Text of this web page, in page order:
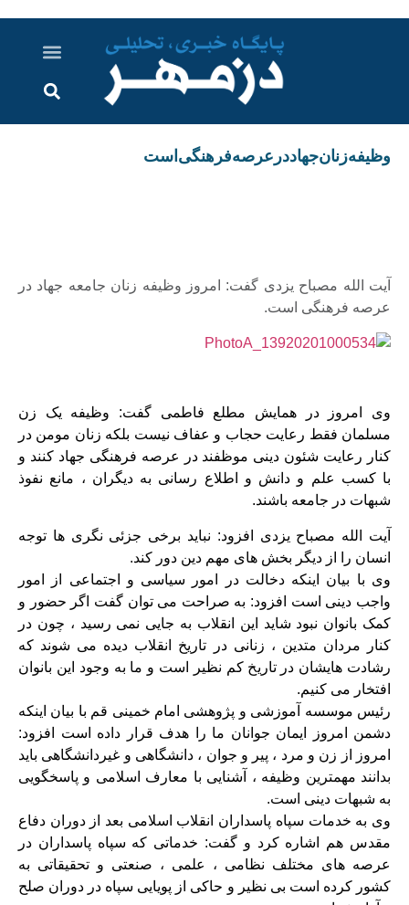
وظیفه‌زنان‌جهاددرعرصه‌فرهنگی‌است
آیت الله مصباح یزدی گفت: امروز وظیفه زنان جامعه جهاد در
عرصه فرهنگی است.
وی امروز در همایش مطلع فاطمی گفت: وظیفه یک زن
مسلمان فقط رعایت حجاب و عفاف نیست بلکه زنان مومن در
کنار رعایت شئون دینی موظفند در عرصه فرهنگی جهاد کنند و
با کسب علم و دانش و اطلاع رسانی به دیگران ، مانع نفوذ
شبهات در جامعه باشند.
آیت الله مصباح یزدی افزود: نباید برخی جزئی نگری ها توجه
انسان را از دیگر بخش های مهم دین دور کند.
وی با بیان اینکه دخالت در امور سیاسی و اجتماعی از امور
واجب دینی است افزود: به صراحت می توان گفت اگر حضور و
کمک بانوان نبود شاید این انقلاب به جایی نمی رسید ، چون در
کنار مردان متدین ، زنانی در تاریخ انقلاب دیده می شوند که
رشادت هایشان در تاریخ کم نظیر است و ما به وجود این بانوان
افتخار می کنیم.
رئیس موسسه آموزشی و پژوهشی امام خمینی قم با بیان اینکه
دشمن امروز ایمان جوانان ما را هدف قرار داده است افزود:
امروز از زن و مرد ، پیر و جوان ، دانشگاهی و غیردانشگاهی باید
بدانند مهمترین وظیفه ، آشنایی با معارف اسلامی و پاسخگویی
به شبهات دینی است.
وی به خدمات سپاه پاسداران انقلاب اسلامی بعد از دوران دفاع
مقدس هم اشاره کرد و گفت: خدماتی که سپاه پاسداران در
عرصه های مختلف نظامی ، علمی ، صنعتی و تحقیقاتی به
کشور کرده است بی نظیر و حاکی از پویایی سپاه در دوران صلح